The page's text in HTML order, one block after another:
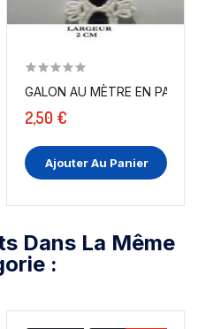
ORNÉ DE PIERRE
GALON AU MÈTRE EN
2,50 €
Ajouter Au Panier
Dans La Même
: